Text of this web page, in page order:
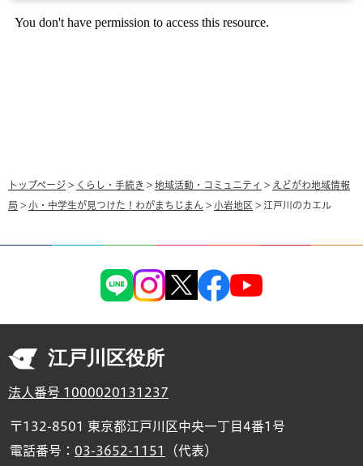
トップページ > くらし・手続き > 地域活動・コミュニティ > えどがわ地域情報
局 > 小・中学生が見つけた！わがまちじまん > 小岩地区 > 江戸川のカエル
江戸川区役所
法人番号 1000020131237
〒132-8501 東京都江戸川区中央一丁目4番1号
電話番号： 03-3652-1151 （代表）